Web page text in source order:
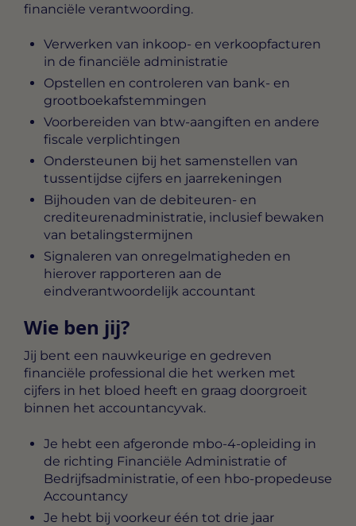
financiële verantwoording.
Verwerken van inkoop- en verkoopfacturen
in de financiële administratie
Opstellen en controleren van bank- en
grootboekafstemmingen
Voorbereiden van btw-aangiften en andere
fiscale verplichtingen
Ondersteunen bij het samenstellen van
tussentijdse cijfers en jaarrekeningen
Bijhouden van de debiteuren- en
crediteurenadministratie, inclusief bewaken
van betalingstermijnen
Signaleren van onregelmatigheden en
hierover rapporteren aan de
eindverantwoordelijk accountant
Wie ben jij?
Jij bent een nauwkeurige en gedreven
financiële professional die het werken met
cijfers in het bloed heeft en graag doorgroeit
binnen het accountancyvak.
Je hebt een afgeronde mbo-4-opleiding in
de richting Financiële Administratie of
Bedrijfsadministratie, of een hbo-propedeuse
Accountancy
Je hebt bij voorkeur één tot drie jaar